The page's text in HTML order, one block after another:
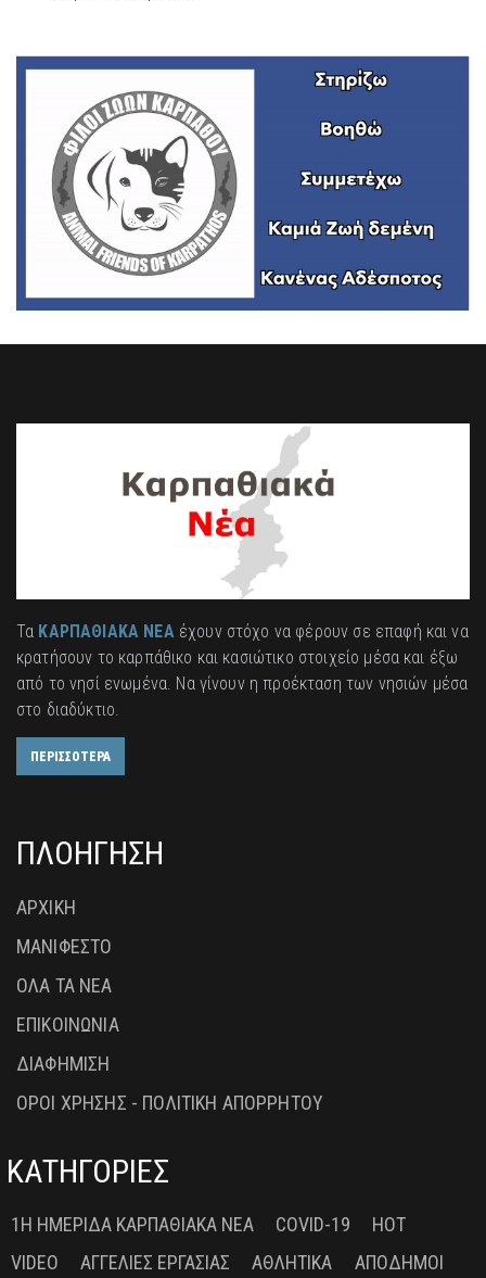
Τα ΚΑΡΠΑΘΙΑΚΑ ΝΕΑέχουν στόχο να φέρουν σε επαφή και να
κρατήσουν το καρπάθικο και κασιώτικο στοιχείο μέσα και έξω
από το νησί ενωμένα. Να γίνουν η προέκταση των νησιών μέσα
στο διαδύκτιο.
ΠΕΡΙΣΣΟΤΕΡΑ
ΠΛΟΗΓΗΣΗ
ΑΡΧΙΚΗ
ΜΑΝΙΦΕΣΤΟ
ΟΛΑ ΤΑ ΝΕΑ
ΕΠΙΚΟΙΝΩΝΙΑ
ΔΙΑΦΗΜΙΣΗ
ΟΡΟΙ ΧΡΗΣΗΣ - ΠΟΛΙΤΙΚΗ ΑΠΟΡΡΗΤΟΥ
ΚΑΤΗΓΟΡΙΕΣ
1Η ΗΜΕΡΊΔΑ ΚΑΡΠΑΘΙΑΚΆ ΝΈΑ COVID-19
HOT
VIDEO
ΑΓΓΕΛΊΕΣ ΕΡΓΑΣΊΑΣ ΑΘΛΗΤΙΚΆ ΑΠΌΔΗΜΟΙ